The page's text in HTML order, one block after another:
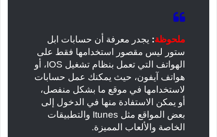
ملحوظة: يجدر معرفة أن حسابات ابل
ستور ليس مقصور استخدامها فقط على
الهواتف التي تعمل بنظام تشغيل IOS، أو
هواتف آيفون، حيث يمكنك عمل حسابات
لاستخدامها في موقع ما بشكل منفصل،
أو يمكن الاستفادة منها في الدخول إلى
بعض المواقع مثل Itunes والتطبيقات
الخاصة والألعاب المميزة.